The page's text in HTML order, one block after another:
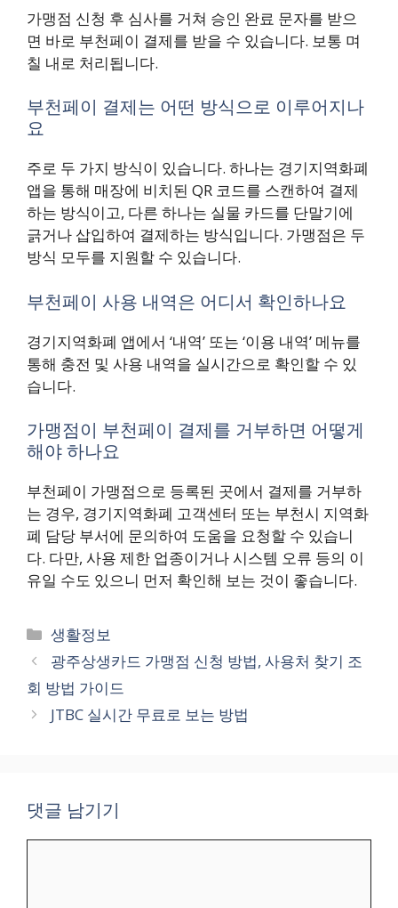
가맹점 신청 후 심사를 거쳐 승인 완료 문자를 받으
면 바로 부천페이 결제를 받을 수 있습니다. 보통 며
칠 내로 처리됩니다.
부천페이 결제는 어떤 방식으로 이루어지나
요
주로 두 가지 방식이 있습니다. 하나는 경기지역화폐
앱을 통해 매장에 비치된 QR 코드를 스캔하여 결제
하는 방식이고, 다른 하나는 실물 카드를 단말기에
긁거나 삽입하여 결제하는 방식입니다. 가맹점은 두
방식 모두를 지원할 수 있습니다.
부천페이 사용 내역은 어디서 확인하나요
경기지역화폐 앱에서 ‘내역’ 또는 ‘이용 내역’ 메뉴를
통해 충전 및 사용 내역을 실시간으로 확인할 수 있
습니다.
가맹점이 부천페이 결제를 거부하면 어떻게
해야 하나요
부천페이 가맹점으로 등록된 곳에서 결제를 거부하
는 경우, 경기지역화폐 고객센터 또는 부천시 지역화
폐 담당 부서에 문의하여 도움을 요청할 수 있습니
다. 다만, 사용 제한 업종이거나 시스템 오류 등의 이
유일 수도 있으니 먼저 확인해 보는 것이 좋습니다.
카
테
고
리
생활정보
광주상생카드 가맹점 신청 방법, 사용처 찾기 조
회 방법 가이드
JTBC 실시간 무료로 보는 방법
댓글 남기기